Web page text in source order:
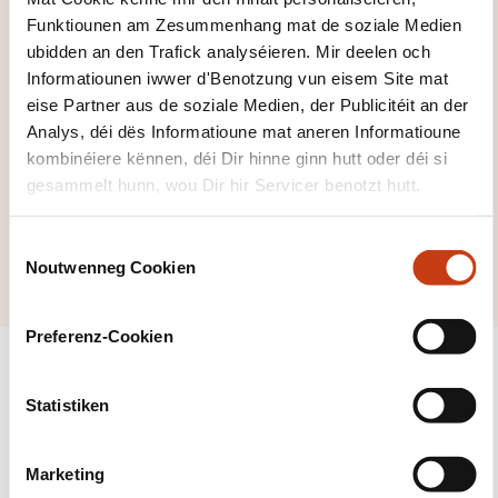
Funktiounen am Zesummenhang mat de soziale Medien
ubidden an den Trafick analyséieren. Mir deelen och
Informatiounen iwwer d'Benotzung vun eisem Site mat
eise Partner aus de soziale Medien, der Publicitéit an der
Analys, déi dës Informatioune mat aneren Informatioune
kombinéiere kënnen, déi Dir hinne ginn hutt oder déi si
gesammelt hunn, wou Dir hir Servicer benotzt hutt.
Noutwenneg Cookien
Preferenz-Cookien
Statistiken
Marketing
Klickt hei, fir all
d'Domainer ze
gesinn